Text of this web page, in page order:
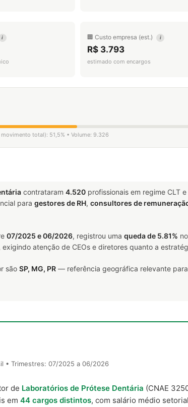
i 🏢 Custo empresa (est.) i
R$ 3.793
estimado com encargos
total): 51,5% • Volume: 9.326
contrataram 4.520 profissionais em regime CLT
para gestores de RH, consultores de
07/2025 e 06/2026, registrou uma queda de 5.81%
atenção de CEOs e diretores quanto a
são SP, MG, PR — referência geográfica relevante
• Trimestres: 07/2025 a 06/2026
de Laboratórios de Prótese Dentária (CNAE
em 44 cargos distintos, com salário médio